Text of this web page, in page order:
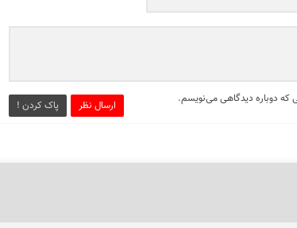
ارسال نظر پاک کردن ! که دوباره دیدگاهی می‌نویسم.